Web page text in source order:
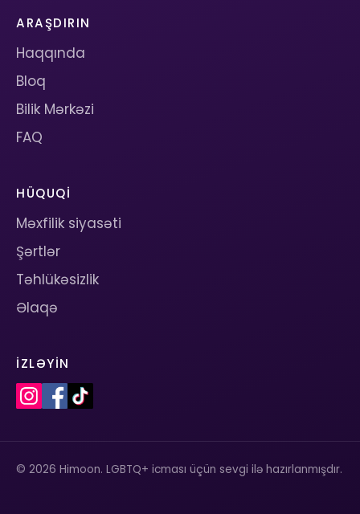
ARAŞDIRIN
Haqqında
Bloq
Bilik Mərkəzi
FAQ
HÜQUQI
Məxfilik siyasəti
Şərtlər
Təhlükəsizlik
Əlaqə
İZLƏYIN
© 2026 Himoon. LGBTQ+ icması üçün sevgi ilə hazırlanmışdır.